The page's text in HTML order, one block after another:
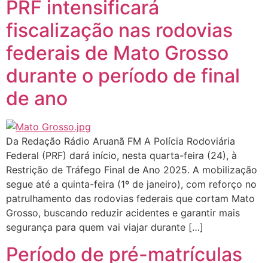
PRF intensificará
fiscalização nas rodovias
federais de Mato Grosso
durante o período de final
de ano
Da Redação Rádio Aruanã FM A Polícia Rodoviária
Federal (PRF) dará início, nesta quarta-feira (24), à
Restrição de Tráfego Final de Ano 2025. A mobilização
segue até a quinta-feira (1º de janeiro), com reforço no
patrulhamento das rodovias federais que cortam Mato
Grosso, buscando reduzir acidentes e garantir mais
segurança para quem vai viajar durante […]
Período de pré-matrículas